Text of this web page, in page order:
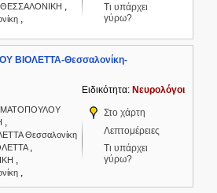
ΘΕΣΣΑΛΟΝΙΚΗ ,
,
Τι υπάρχει
γύρω?
ΒΙΟΛΕΤΤΑ-Θεσσαλονίκη-
Ειδικότητα: Νευρολόγοι
,
Θεσσαλονίκη
,
,
,
Στο χάρτη
Λεπτομέρειες
Τι υπάρχει
γύρω?